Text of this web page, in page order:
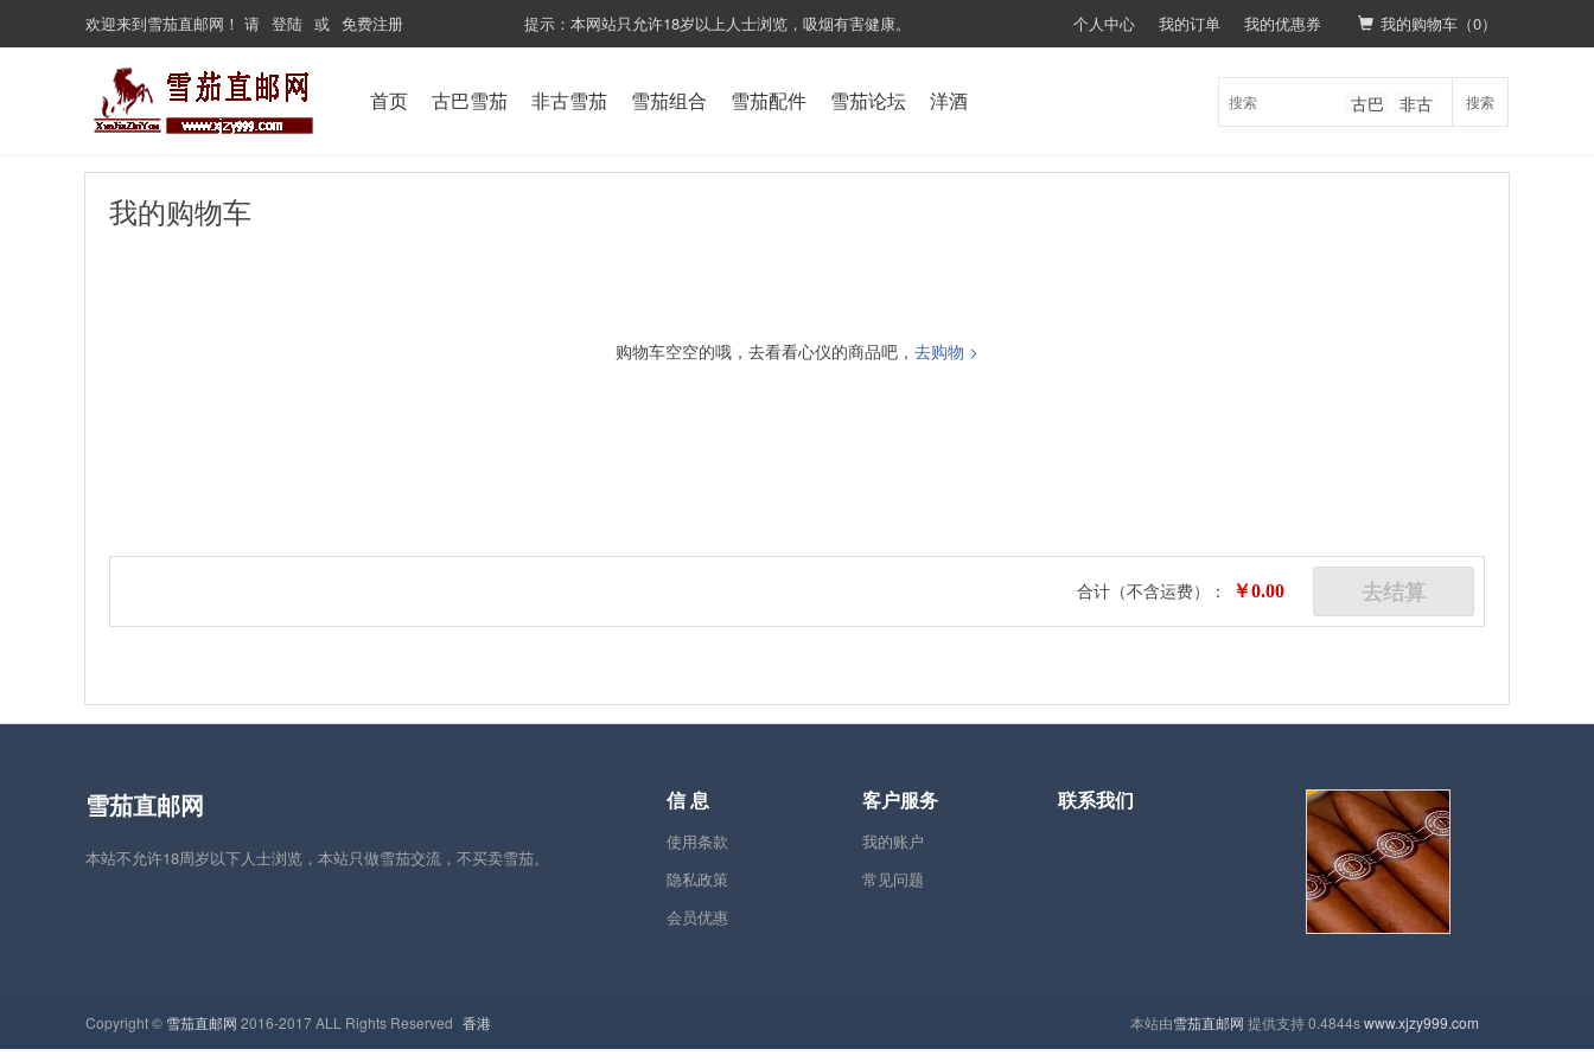
个人中心 我的订单 我的优惠券
欢迎来到雪茄直邮网 ！ 请 登陆 或 免费注册 提示：本网站只允许18岁以上人士浏览，吸烟有害健康。 我的购物车（0）
首页 古巴雪茄 非古雪茄 雪茄组合 雪茄配件 雪茄论坛 洋酒 搜索
古巴 非古
我的购物车
购物车空空的哦，去看看心仪的商品吧， 去购物 >
合计（不含运费）： ￥0.00 去结算
雪茄直邮网
本站不允许18周岁以下人士浏览，本站只做雪茄交流，不买卖雪茄。
信 息
使用条款
隐私政策
会员优惠
客户服务
我的账户
常见问题
联系我们
本站由雪茄直邮网 提供支持 0.4844swww.xjzy999.com
Copyright © 雪茄直邮网 2016-2017 ALL Rights Reserved 香港